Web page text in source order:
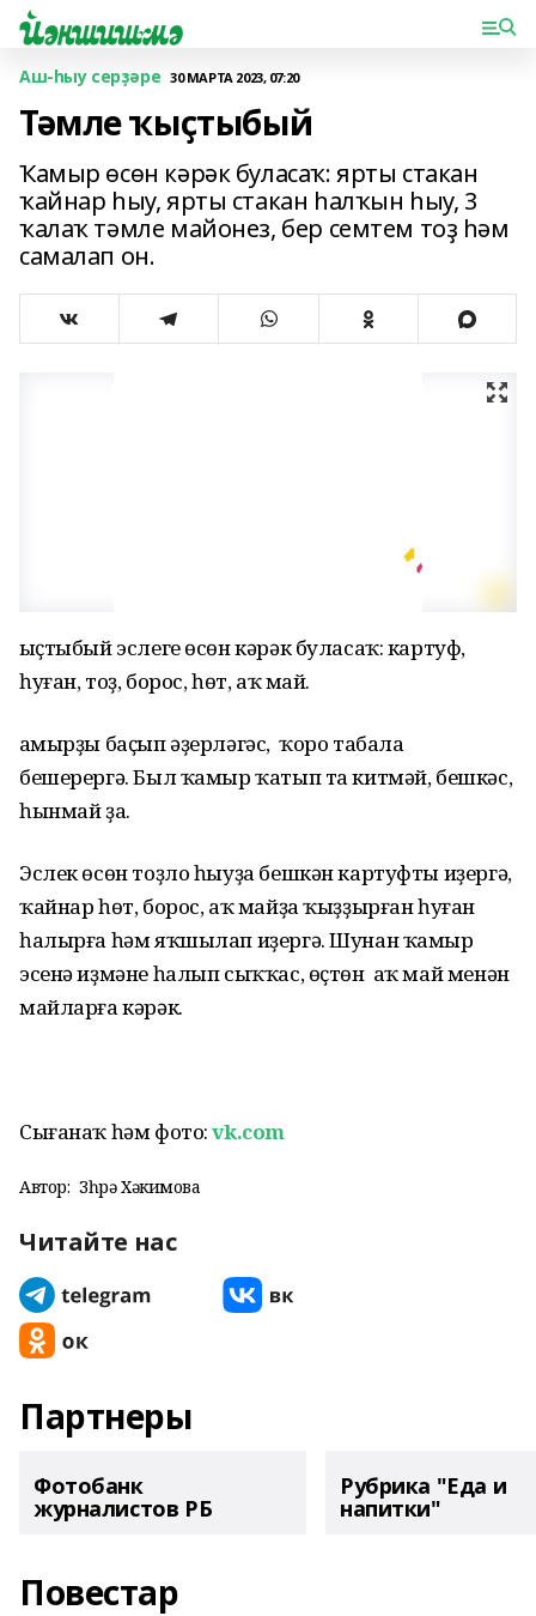
Аш-һыу серҙәре 30 МАРТА 2023, 07:20
Тәмле ҡыҫтыбый
Ҡамыр өсөн кәрәк буласаҡ: ярты стакан
ҡайнар һыу, ярты стакан һалҡын һыу, 3
ҡалаҡ тәмле майонез, бер семтем тоҙ һәм
самалап он.
Ҡыҫтыбый эслеге өсөн кәрәк буласаҡ: картуф,
һуған, тоҙ, борос, һөт, аҡ май.
Ҡамырҙы баҫып әҙерләгәс, ҡоро табала
бешерергә. Был ҡамыр ҡатып та китмәй, бешкәс,
һынмай ҙа.
Эслек өсөн тоҙло һыуҙа бешкән картуфты иҙергә,
ҡайнар һөт, борос, аҡ майҙа ҡыҙҙырған һуған
һалырға һәм яҡшылап иҙергә. Шунан ҡамыр
эсенә иҙмәне һалып сыҡҡас, өҫтөн аҡ май менән
майларға кәрәк.
Сығанаҡ һәм фото:vk.com
Автор: Зөһрә Хәкимова
Читайте нас
Партнеры
Фотобанк
журналистов РБ
Рубрика "Еда и
напитки"
Повестар